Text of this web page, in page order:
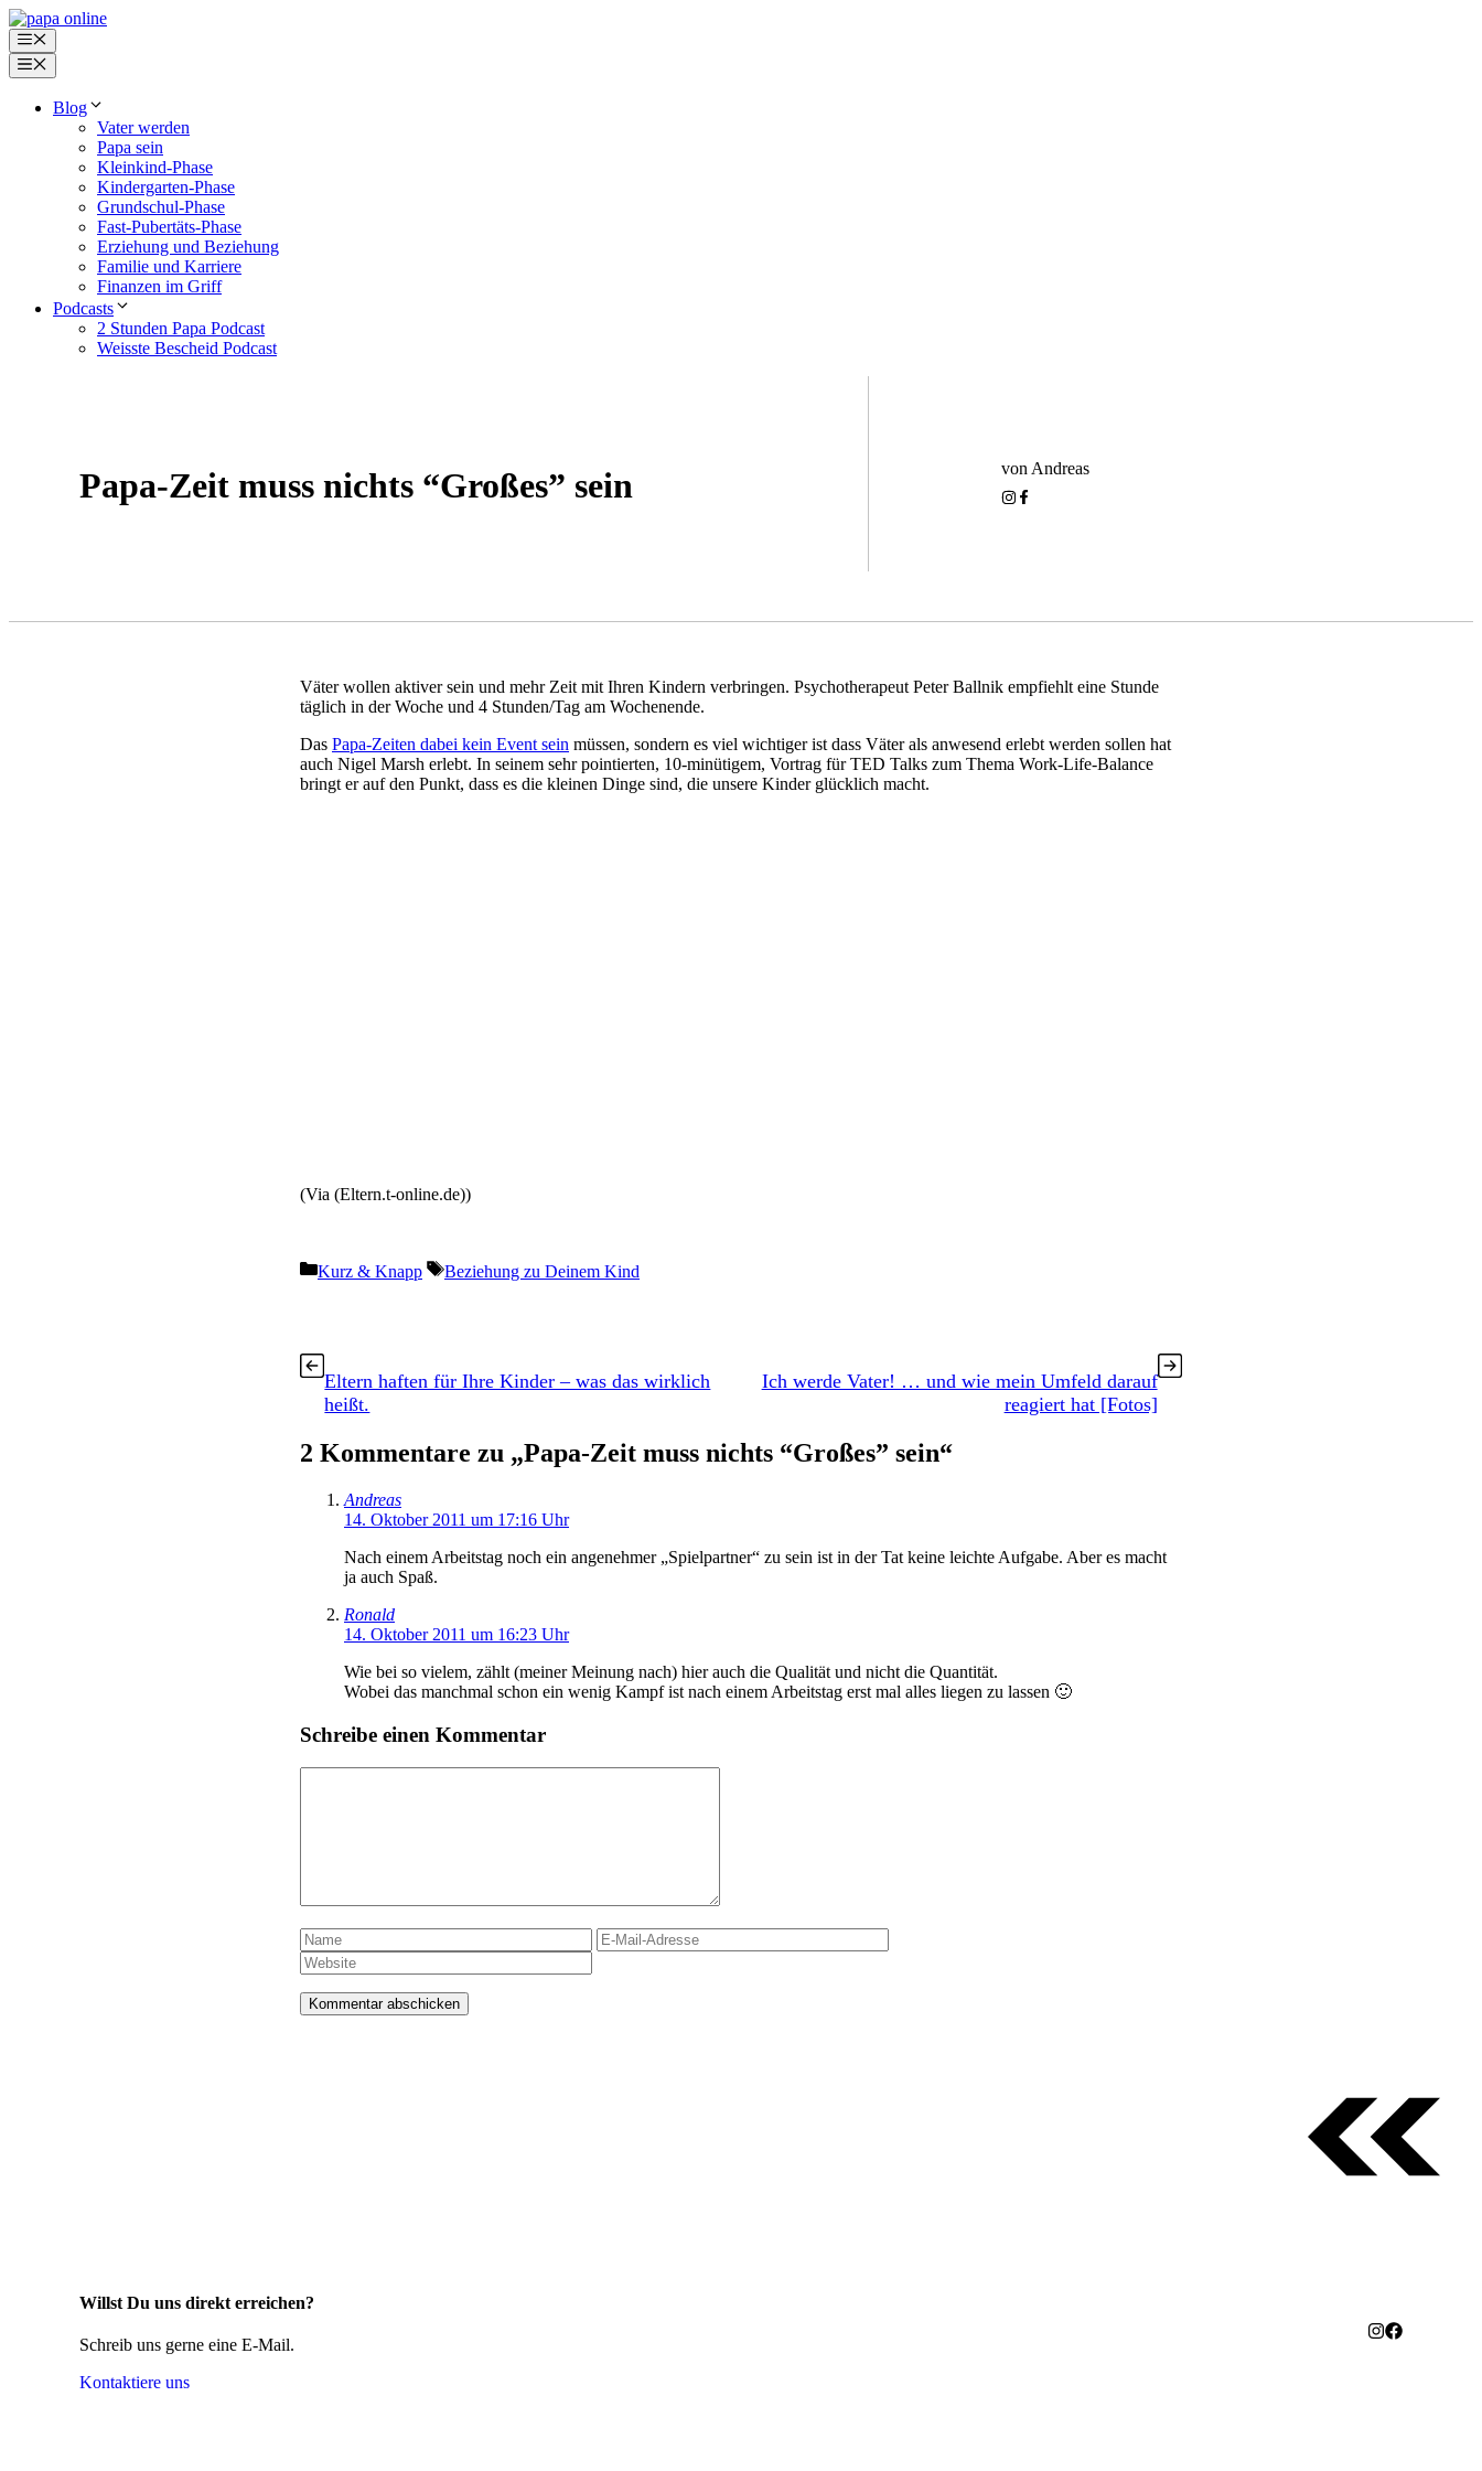
Zum
Inhalt
springen
Menü
Menü
Blog
Vater werden
Papa sein
Kleinkind-Phase
Kindergarten-Phase
Grundschul-Phase
Fast-Pubertäts-Phase
Erziehung und Beziehung
Familie und Karriere
Finanzen im Griff
Podcasts
2 Stunden Papa Podcast
Weisste Bescheid Podcast
Papa-Zeit muss nichts “Großes” sein von Andreas
Väter wollen aktiver sein und mehr Zeit mit Ihren Kindern verbringen. Psychotherapeut Peter Ballnik empfiehlt eine Stunde
täglich in der Woche und 4 Stunden/Tag am Wochenende.
Das Papa-Zeiten dabei kein Event sein müssen, sondern es viel wichtiger ist dass Väter als anwesend erlebt werden sollen hat
auch Nigel Marsh erlebt. In seinem sehr pointierten, 10-minütigem, Vortrag für TED Talks zum Thema Work-Life-Balance
bringt er auf den Punkt, dass es die kleinen Dinge sind, die unsere Kinder glücklich macht.
(Via (Eltern.t-online.de))
Kategorien
Kurz & Knapp Schlagwörter
Beziehung zu Deinem Kind
Eltern haften für Ihre Kinder – was das wirklich
heißt.
Ich werde Vater! … und wie mein Umfeld darauf
reagiert hat [Fotos]
2 Kommentare zu „Papa-Zeit muss nichts “Großes” sein“
Andreas
14. Oktober 2011 um 17:16 Uhr
Nach einem Arbeitstag noch ein angenehmer „Spielpartner“ zu sein ist in der Tat keine leichte Aufgabe. Aber es macht
ja auch Spaß.
Ronald
14. Oktober 2011 um 16:23 Uhr
Wie bei so vielem, zählt (meiner Meinung nach) hier auch die Qualität und nicht die Quantität.
Wobei das manchmal schon ein wenig Kampf ist nach einem Arbeitstag erst mal alles liegen zu lassen 🙂
Schreibe einen Kommentar
Name
E-
Mail-
Willst Du uns direkt erreichen?
Schreib uns gerne eine E-Mail.
Kontaktiere uns